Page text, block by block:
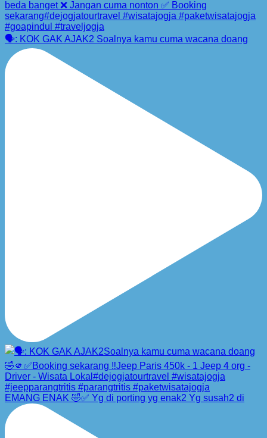
🗣️: KOK GAK AJAK2 Soalnya kamu cuma wacana doang
EMANG ENAK 🤣✅ Yg di porting yg enak2 Yg susah2 di